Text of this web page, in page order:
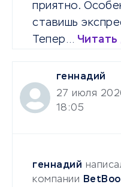
приятно.
ставишь
Тепер… Читать
геннадий
27 июля
18:05
геннадий
компании